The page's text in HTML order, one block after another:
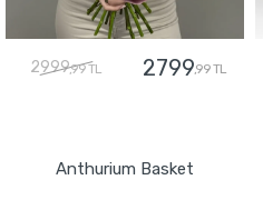
2999,99 TL 2799,99 TL
Anthurium Basket